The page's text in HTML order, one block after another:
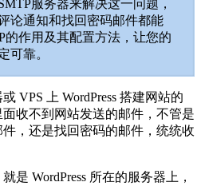
服务器来解决这一问题，
论通知和找回密码邮件都能
的作用及其配置方法，让您的
可靠。
VPS 上 WordPress 搭建网站的
收不到网站发送的邮件，不管是
，还是找回密码的邮件，统统收
是 WordPress 所在的服务器上，